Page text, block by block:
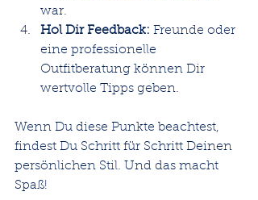
war.
Hol Dir Feedback: Freunde oder
eine professionelle
Outfitberatung können Dir
wertvolle Tipps geben.
Wenn Du diese Punkte beachtest,
findest Du Schritt für Schritt Deinen
persönlichen Stil. Und das macht
Spaß!